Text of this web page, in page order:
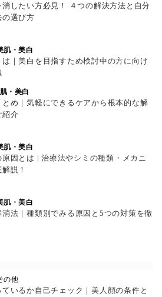
肌・美白
消法｜種類別でみる原因と5つの対策を徹
肌・美白
原因とは | 治療法やシミの種類・メカニ
説！
・美白
とめ｜気軽にできるケアから根本的な解
紹介
肌・美白
は｜美白を目指すため検討中の方に向け
消したい方必見！ ４つの解決方法と自分
の選び方
の他
いるか自己チェック｜美人顔の条件と